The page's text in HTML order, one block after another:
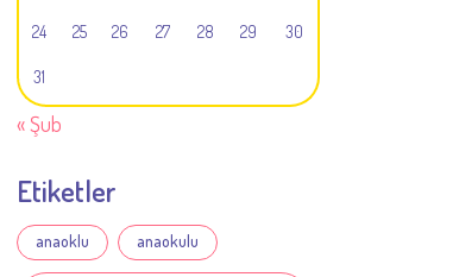
24 25 26 27 28 29 30
31
« Şub
Etiketler
anaoklu anaokulu